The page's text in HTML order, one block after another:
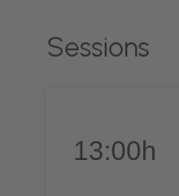
Sessions
13:00h